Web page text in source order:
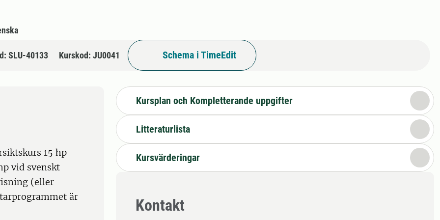
SLU-40133 Kurskod: JU0041 Schema i TimeEdit
15 hp
vid svenskt
(eller
är
Kursplan och Kompletterande uppgifter
Litteraturlista
Kursvärderingar
Kontakt